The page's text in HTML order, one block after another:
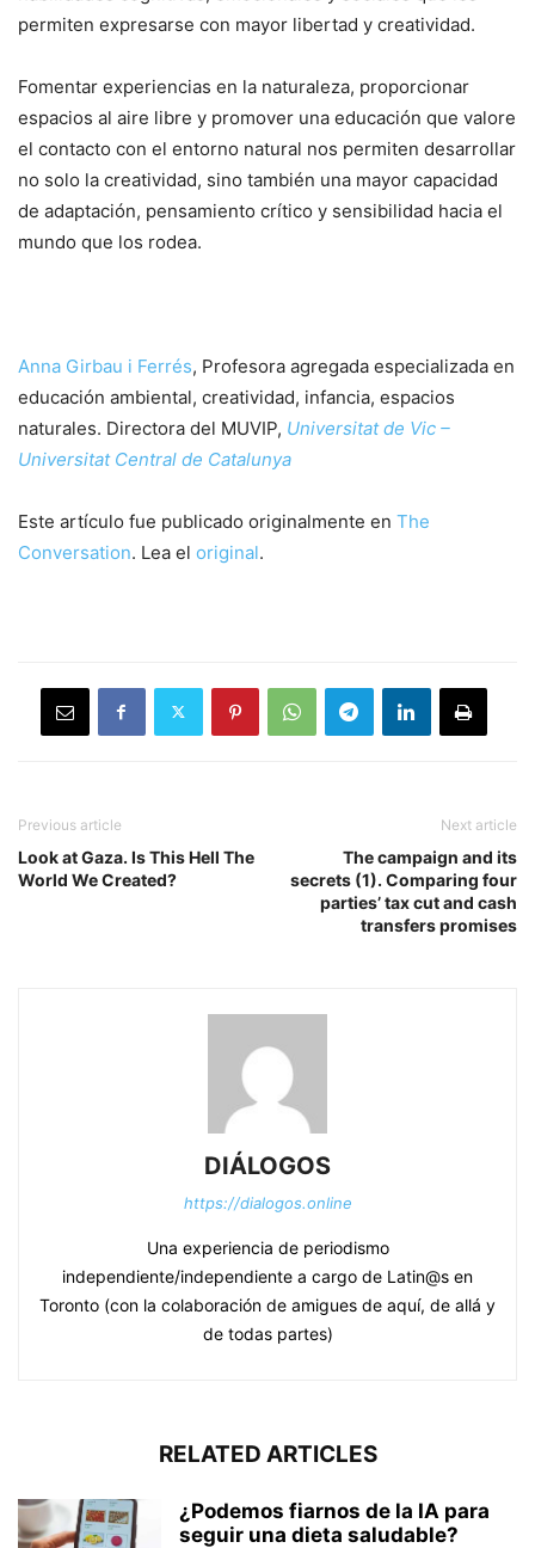
permiten expresarse con mayor libertad y creatividad.
Fomentar experiencias en la naturaleza, proporcionar
espacios al aire libre y promover una educación que valore
el contacto con el entorno natural nos permiten desarrollar
no solo la creatividad, sino también una mayor capacidad
de adaptación, pensamiento crítico y sensibilidad hacia el
mundo que los rodea.
Anna Girbau i Ferrés, Profesora agregada especializada en
educación ambiental, creatividad, infancia, espacios
naturales. Directora del MUVIP, Universitat de Vic –
Universitat Central de Catalunya
Este artículo fue publicado originalmente en The
Conversation. Lea el original.
Previous article
Look at Gaza. Is This Hell The
World We Created?
Next article
The campaign and its
secrets (1). Comparing four
parties’ tax cut and cash
transfers promises
DIÁLOGOS
https://dialogos.online
Una experiencia de periodismo
independiente/independiente a cargo de Latin@s en
Toronto (con la colaboración de amigues de aquí, de allá y
de todas partes)
RELATED ARTICLES
¿Podemos fiarnos de la IA para
seguir una dieta saludable?